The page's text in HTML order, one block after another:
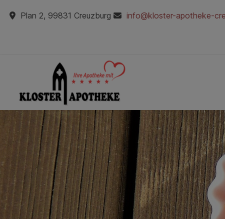
Plan 2, 99831 Creuzburg info@kloster-apotheke-